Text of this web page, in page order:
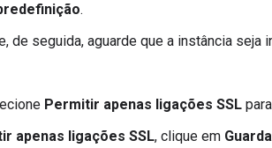
.
de seguida, aguarde que a instância seja
Permitir apenas ligações SSL
apenas ligações SSL, clique em